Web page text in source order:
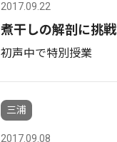
2017.09.22
煮干しの解剖に挑戦
初声中で特別授業
三浦
2017.09.08